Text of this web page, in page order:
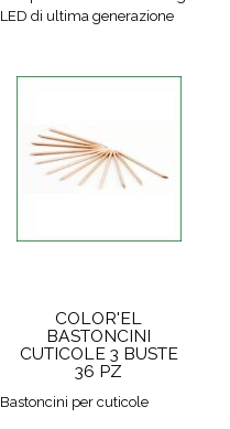
LED di ultima generazione
COLOR'EL
BASTONCINI
CUTICOLE 3 BUSTE
36 PZ
Bastoncini per cuticole